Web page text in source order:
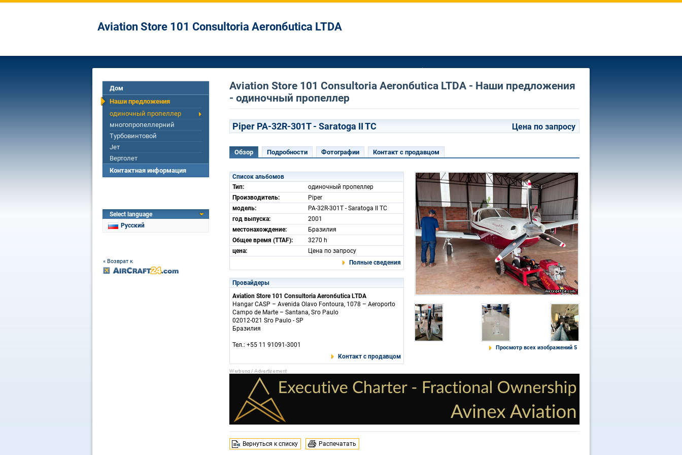
Aviation Store 101 Consultoria Aeronбutica LTDA
Дом
Наши предложения
одиночный пропеллер
многопропеллерний
Турбовинтовой
Jет
Вертолет
Контактная информация
Select language
Русский
« Возврат к
Aviation Store 101 Consultoria Aeronбutica LTDA - Наши предложения
- одиночный пропеллер
Piper PA-32R-301T - Saratoga II TC Цена по запросу
Обзор Подробности Фотографии Контакт с продавцом
Список альбомов
Тип:
одиночный пропеллер
Производитель:
Piper
модель:
PA-32R-301T - Saratoga II TC
год выпуска:
2001
местонахождение:
Бразилия
Общее время (TTAF):
3270 h
цена:
Цена по запросу
Полные сведения
Провайдеры
Aviation Store 101 Consultoria Aeronбutica LTDA
Hangar CASP – Avenida Olavo Fontoura, 1078 – Aeroporto
Campo de Marte – Santana, Sгo Paulo
02012-021 Sгo Paulo - SP
Бразилия
Тел.: +55 11 91091-3001
Контакт с продавцом
Просмотр всех изображений 5
Вернуться к списку Распечатать